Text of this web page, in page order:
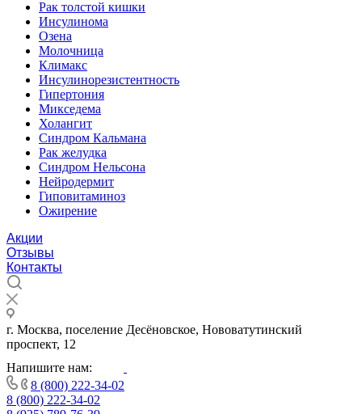
Рак толстой кишки
Инсулинома
Озена
Молочница
Климакс
Инсулинорезистентность
Гипертония
Микседема
Холангит
Синдром Кальмана
Рак желудка
Синдром Нельсона
Нейродермит
Гиповитаминоз
Ожирение
Акции
Отзывы
Контакты
г. Москва, поселение Десёновское, Нововатутинский
проспект, 12
Напишите нам:
8 (800) 222-34-02
8 (800) 222-34-02